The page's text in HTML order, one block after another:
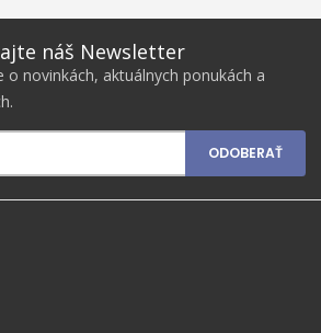
náš Newsletter
o novinkách, aktuálnych ponukách a
ODOBERAŤ